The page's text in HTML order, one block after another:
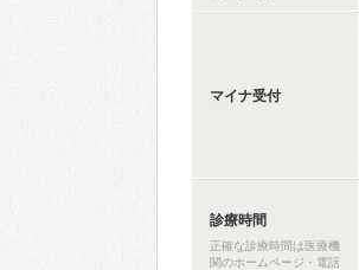
マイナ受付
診療時間
正確な診療時間は医療機
関のホームページ・電話